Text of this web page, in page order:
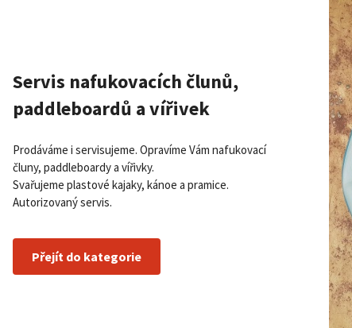
Zobrazit všechny
tkaninou
video,
Paddleboardy Viking nově v naší
nabídce
Číst více
Vodní
Servis nafukovacích člunů,
paddleboardů a vířivek
Prodáváme i servisujeme. Opravíme Vám nafukovací
čluny, paddleboardy a vířivky.
Svařujeme plastové kajaky, kánoe a pramice.
Autorizovaný servis.
Přejít do kategorie